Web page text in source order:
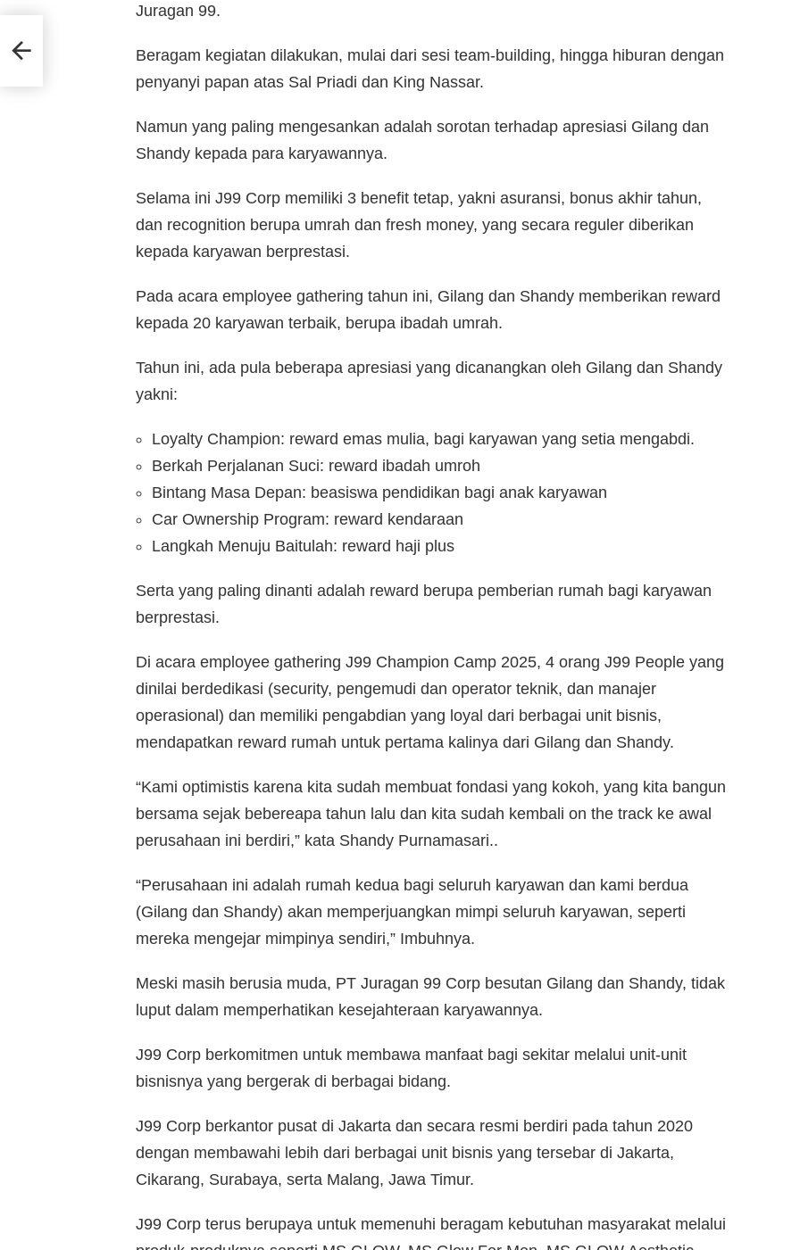
Juragan 99.
Beragam kegiatan dilakukan, mulai dari sesi team-building, hingga hiburan dengan
penyanyi papan atas Sal Priadi dan King Nassar.
Namun yang paling mengesankan adalah sorotan terhadap apresiasi Gilang dan
Shandy kepada para karyawannya.
Selama ini J99 Corp memiliki 3 benefit tetap, yakni asuransi, bonus akhir tahun,
dan recognition berupa umrah dan fresh money, yang secara reguler diberikan
kepada karyawan berprestasi.
Pada acara employee gathering tahun ini, Gilang dan Shandy memberikan reward
kepada 20 karyawan terbaik, berupa ibadah umrah.
Tahun ini, ada pula beberapa apresiasi yang dicanangkan oleh Gilang dan Shandy
yakni:
Loyalty Champion: reward emas mulia, bagi karyawan yang setia mengabdi.
Berkah Perjalanan Suci: reward ibadah umroh
Bintang Masa Depan: beasiswa pendidikan bagi anak karyawan
Car Ownership Program: reward kendaraan
Langkah Menuju Baitulah: reward haji plus
Serta yang paling dinanti adalah reward berupa pemberian rumah bagi karyawan
berprestasi.
Di acara employee gathering J99 Champion Camp 2025, 4 orang J99 People yang
dinilai berdedikasi (security, pengemudi dan operator teknik, dan manajer
operasional) dan memiliki pengabdian yang loyal dari berbagai unit bisnis,
mendapatkan reward rumah untuk pertama kalinya dari Gilang dan Shandy.
“Kami optimistis karena kita sudah membuat fondasi yang kokoh, yang kita bangun
bersama sejak bebereapa tahun lalu dan kita sudah kembali on the track ke awal
perusahaan ini berdiri,” kata Shandy Purnamasari..
“Perusahaan ini adalah rumah kedua bagi seluruh karyawan dan kami berdua
(Gilang dan Shandy) akan memperjuangkan mimpi seluruh karyawan, seperti
mereka mengejar mimpinya sendiri,” Imbuhnya.
Meski masih berusia muda, PT Juragan 99 Corp besutan Gilang dan Shandy, tidak
luput dalam memperhatikan kesejahteraan karyawannya.
J99 Corp berkomitmen untuk membawa manfaat bagi sekitar melalui unit-unit
bisnisnya yang bergerak di berbagai bidang.
J99 Corp berkantor pusat di Jakarta dan secara resmi berdiri pada tahun 2020
dengan membawahi lebih dari berbagai unit bisnis yang tersebar di Jakarta,
Cikarang, Surabaya, serta Malang, Jawa Timur.
J99 Corp terus berupaya untuk memenuhi beragam kebutuhan masyarakat melalui